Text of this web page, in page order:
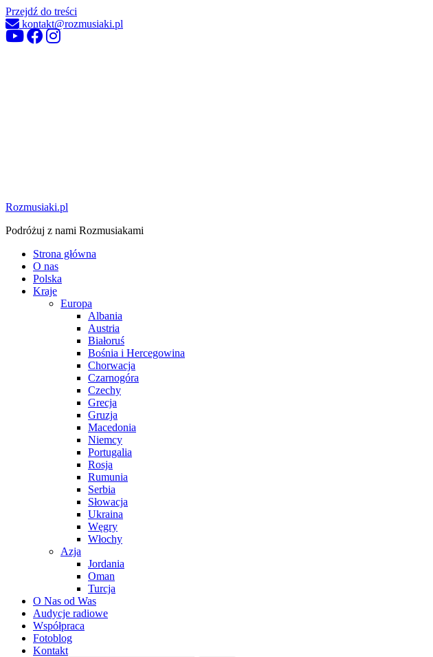
Przejdź do treści
kontakt@rozmusiaki.pl
Rozmusiaki.pl
Podróżuj z nami Rozmusiakami
Strona główna
O nas
Polska
Kraje
Europa
Albania
Austria
Białoruś
Bośnia i Hercegowina
Chorwacja
Czarnogóra
Czechy
Grecja
Gruzja
Macedonia
Niemcy
Portugalia
Rosja
Rumunia
Serbia
Słowacja
Ukraina
Węgry
Włochy
Azja
Jordania
Oman
Turcja
O Nas od Was
Audycje radiowe
Współpraca
Fotoblog
Kontakt